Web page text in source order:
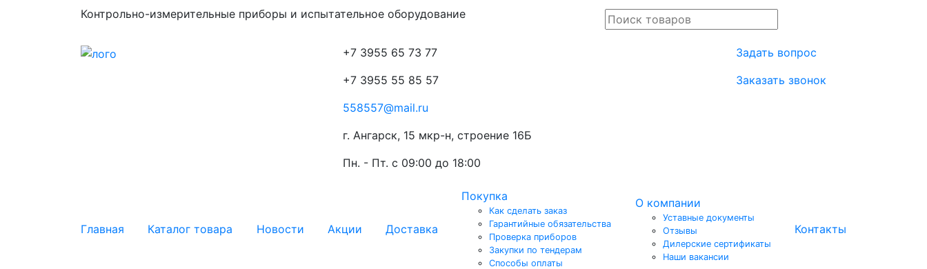
Контрольно-измерительные приборы и испытательное оборудование
+7 3955 65 73 77
+7 3955 55 85 57
558557@mail.ru
г. Ангарск, 15 мкр-н, строение 16Б
Пн. - Пт. с 09:00 до 18:00
Задать вопрос
Заказать звонок
Главная Каталог товара Новости Акции Доставка
Покупка
Как сделать заказ
Гарантийные обязательства
Проверка приборов
Закупки по тендерам
Способы оплаты
О компании
Уставные документы
Отзывы
Дилерские сертификаты
Наши вакансии
Контакты